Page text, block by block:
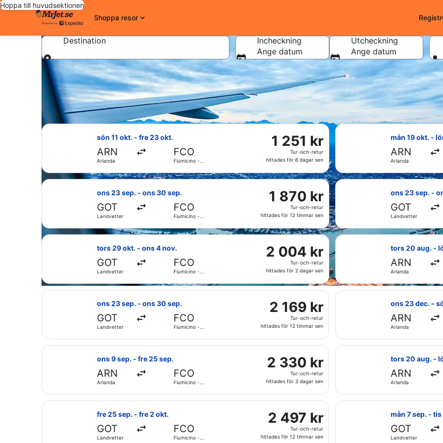
Hoppa till huvudsektionen
Shoppa resor
Destination
Destination
Incheckning
Ange datum
Utcheckning
Ange datum
MrJet.se Flyg Italien Lazio Flyg till Rom
Billiga tur och retur flyg till Rom
Priser som hittats under de senaste 7 dagarna. Priser och tillgänglighet kan komma att ändras. Ytterligare
sön 11 okt. - fre 23 okt.
ARN
Arlanda
FCO
Fiumicino -
Vinci Intl.
1
251 kr
Tur-
retur,
för
dagar
sen
1 251 kr
Tur-och-retur
hittades för 6 dagar sen
Välj flyg med Norwegian Air Sweden, med avresa sön 11 okt. från Arlanda till Fiumicino -
mån 19 okt. -
ARN
Arlanda
Välj flyg med
ons 23 sep. - ons 30 sep.
GOT
Landvetter
FCO
Fiumicino -
Vinci Intl.
1
870 kr
Tur-
retur,
för
timmar
sen
1 870 kr
Tur-och-retur
hittades för 12 timmar sen
Välj flyg med Lufthansa, med avresa ons 23 sep. från Landvetter till Fiumicino - Leonardo
ons 23 sep. -
GOT
Landvetter
Välj flyg med
tors 29 okt. - ons 4 nov.
GOT
Landvetter
FCO
Fiumicino -
Vinci Intl.
2
004 kr
Tur-
retur,
för
dagar
sen
2 004 kr
Tur-och-retur
hittades för 2 dagar sen
Välj flyg med LOT-Polish Airlines, med avresa tors 29 okt. från Landvetter till Fiumicino -
tors 20 aug. -
ARN
Arlanda
Välj flyg med
ons 23 sep. - ons 30 sep.
GOT
Landvetter
FCO
Fiumicino -
Vinci Intl.
2
169 kr
Tur-
retur,
för
timmar
sen
2 169 kr
Tur-och-retur
hittades för 12 timmar sen
Välj flyg med Brussels Airlines, med avresa ons 23 sep. från Landvetter till Fiumicino -
ons 23 dec. -
ARN
Arlanda
Välj flyg med
ons 9 sep. - fre 25 sep.
ARN
Arlanda
FCO
Fiumicino -
Vinci Intl.
2
330 kr
Tur-
retur,
för
dagar
2 330 kr
Tur-och-retur
hittades för 3 dagar sen
Välj flyg med Luxair, med avresa ons 9 sep. från Arlanda till Fiumicino - Leonardo da Vinci
tors 20 aug. -
ARN
Arlanda
Välj flyg med
fre 25 sep. - fre 2 okt.
GOT
Landvetter
FCO
Fiumicino -
2
497 kr
Tur-
2 497 kr
Tur-och-retur
hittades för 12 timmar sen
Välj flyg med Air Serbia, med avresa fre 25 sep. från Landvetter till Fiumicino - Leonardo
mån 7 sep. - tis
GOT
Landvetter
Välj flyg med